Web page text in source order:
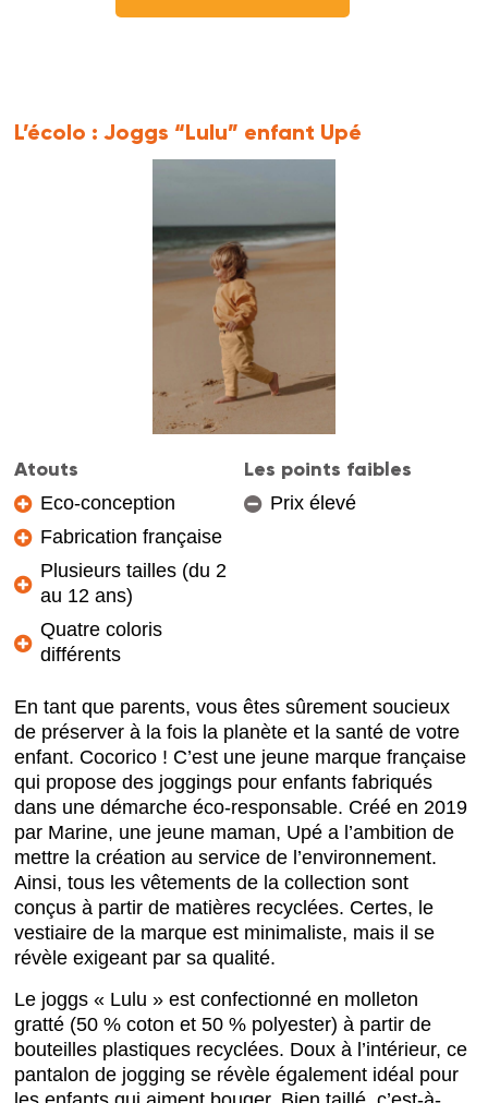
L’écolo :Joggs “Lulu” enfant Upé
Atouts
Eco-conception
Fabrication française
Plusieurs tailles (du 2
au 12 ans)
Quatre coloris
différents
Les points faibles
Prix élevé
En tant que parents, vous êtes sûrement soucieux
de préserver à la fois la planète et la santé de votre
enfant. Cocorico ! C’est une jeune marque française
qui propose des joggings pour enfants fabriqués
dans une démarche éco-responsable. Créé en 2019
par Marine, une jeune maman, Upé a l’ambition de
mettre la création au service de l’environnement.
Ainsi, tous les vêtements de la collection sont
conçus à partir de matières recyclées. Certes, le
vestiaire de la marque est minimaliste, mais il se
révèle exigeant par sa qualité.
Le joggs « Lulu » est confectionné en molleton
gratté (50 % coton et 50 % polyester) à partir de
bouteilles plastiques recyclées. Doux à l’intérieur, ce
pantalon de jogging se révèle également idéal pour